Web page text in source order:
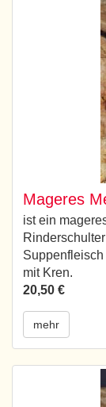
Mageres
ist ein
mit Kren.
20,50 €
mehr